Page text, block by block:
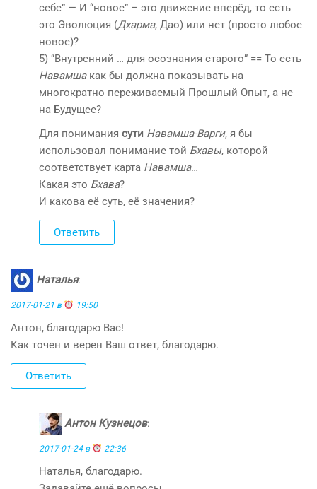
себе” — И “новое” – это движение вперёд, то есть
это Эволюция (Дхарма, Дао) или нет (просто любое
новое)?
5) “Внутренний … для осознания старого” == То есть
Навамшакак бы должна показывать на
многократно переживаемый Прошлый Опыт, а не
на Будущее?
Для понимания сути Навамша-Варги, я бы
использовал понимание той Бхавы, которой
соответствует карта Навамша…
Какая это Бхава?
И какова её суть, её значения?
Ответить
Наталья:
2017-01-21 в 19:50
Антон, благодарю Вас!
Как точен и верен Ваш ответ, благодарю.
Ответить
Антон Кузнецов:
2017-01-24 в 22:36
Наталья, благодарю.